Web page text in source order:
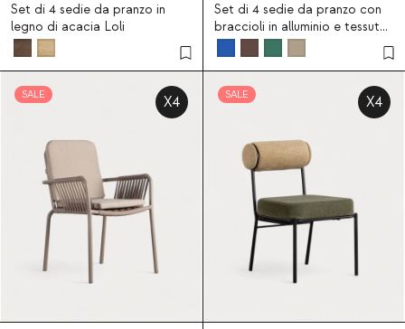
Set di 4 sedie da pranzo in
legno di acacia Loli
Set di 4 sedie da pranzo con
braccioli in alluminio e tessuto
Vinke
SALE X4 SALE X4